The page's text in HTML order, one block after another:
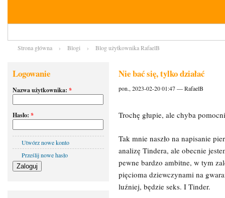
Strona główna › Blogi › Blog użytkownika RafaelB
Logowanie
Nazwa użytkownika: *
Hasło: *
Utwórz nowe konto
Prześlij nowe hasło
Nie bać się, tylko działać
pon., 2023-02-20 01:47 — RafaelB
Trochę głupie, ale chyba
Tak mnie naszło na napisanie
analizę Tindera, ale obecnie
pewne bardzo ambitne, w tym
pięcioma dziewczynami na
luźniej, będzie seks. I Tinder.